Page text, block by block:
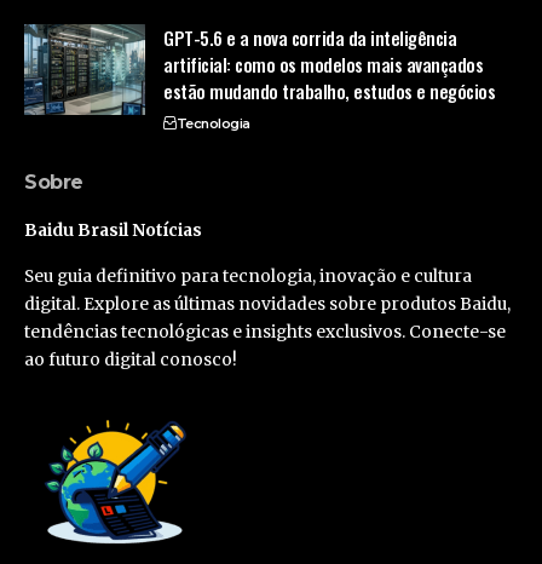
GPT-5.6 e a nova corrida da inteligência
artificial: como os modelos mais avançados
estão mudando trabalho, estudos e negócios
Tecnologia
Sobre
Baidu Brasil Notícias
Seu guia definitivo para tecnologia, inovação e cultura
digital. Explore as últimas novidades sobre produtos Baidu,
tendências tecnológicas e insights exclusivos. Conecte-se
ao futuro digital conosco!